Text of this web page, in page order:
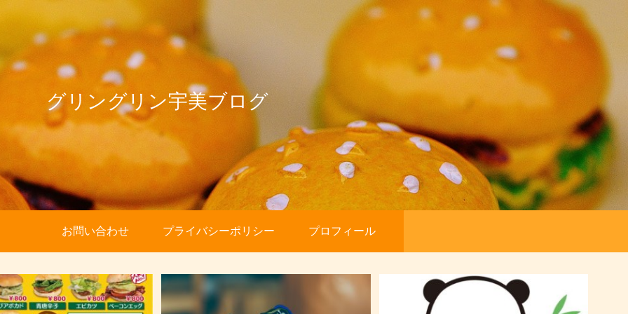
グリングリン宇美ブログ
お問い合わせ プライバシーポリシー プロフィール